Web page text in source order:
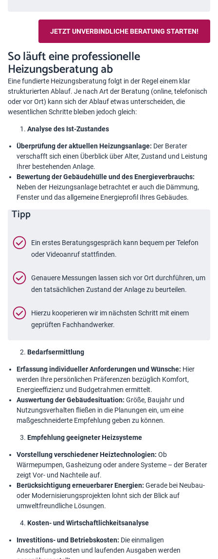
JETZT UNVERBINDLICHE BERATUNG STARTEN!
So läuft eine professionelle
Heizungsberatung ab
Eine fundierte Heizungsberatung folgt in der Regel einem klar
strukturierten Ablauf. Je nach Art der Beratung (online, telefonisch
oder vor Ort) kann sich der Ablauf etwas unterscheiden, die
wesentlichen Schritte bleiben jedoch gleich:
Analyse des Ist-Zustandes
Überprüfung der aktuellen Heizungsanlage: Der Berater
verschafft sich einen Überblick über Alter, Zustand und Leistung
Ihrer bestehenden Anlage.
Bewertung der Gebäudehülle und des Energieverbrauchs:
Neben der Heizungsanlage betrachtet er auch die Dämmung,
Fenster und das allgemeine Energieprofil Ihres Gebäudes.
Tipp
Ein erstes Beratungsgespräch kann bequem per Telefon
oder Videoanruf stattfinden.
Genauere Messungen lassen sich vor Ort durchführen, um
den tatsächlichen Zustand der Anlage zu beurteilen.
Hierzu kooperieren wir im nächsten Schritt mit einem
geprüften Fachhandwerker.
Bedarfsermittlung
Erfassung individueller Anforderungen und Wünsche: Hier
werden Ihre persönlichen Präferenzen bezüglich Komfort,
Energieeffizienz und Budgetrahmen ermittelt.
Auswertung der Gebäudesituation: Größe, Baujahr und
Nutzungsverhalten fließen in die Planungen ein, um eine
maßgeschneiderte Empfehlung geben zu können.
Empfehlung geeigneter Heizsysteme
Vorstellung verschiedener Heiztechnologien: Ob
Wärmepumpen, Gasheizung oder andere Systeme – der Berater
zeigt Vor- und Nachteile auf.
Berücksichtigung erneuerbarer Energien: Gerade bei Neubau-
oder Modernisierungsprojekten lohnt sich der Blick auf
umweltfreundliche Lösungen.
Kosten- und Wirtschaftlichkeitsanalyse
Investitions- und Betriebskosten: Die einmaligen
Anschaffungskosten und laufenden Ausgaben werden